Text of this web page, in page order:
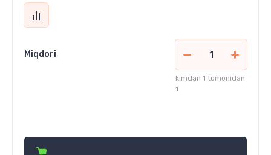
Miqdori
kimdan 1 tomonidan
1